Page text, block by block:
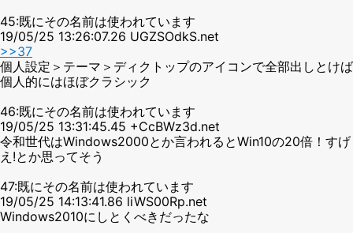
45:既にその名前は使われています
19/05/25 13:26:07.26 UGZSOdkS.net
>>37
個人設定＞テーマ＞ディクトップのアイコンで全部出しとけば
個人的にはほぼクラシック
46:既にその名前は使われています
19/05/25 13:31:45.45 +CcBWz3d.net
令和世代はWindows2000とか言われるとWin10の20倍！すげ
え!とか思ってそう
47:既にその名前は使われています
19/05/25 14:13:41.86 liWS00Rp.net
Windows2010にしとくべきだったな